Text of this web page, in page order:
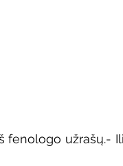
fenologo užrašų.-